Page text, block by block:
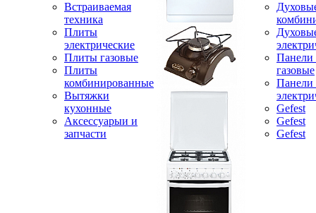
Встраиваемая
техника
Плиты
электрические
Плиты газовые
Плиты
комбинированные
Вытяжки
кухонные
Аксессуарыи и
запчасти
Панели
газовые
Панели
Gefest
Gefest
Gefest